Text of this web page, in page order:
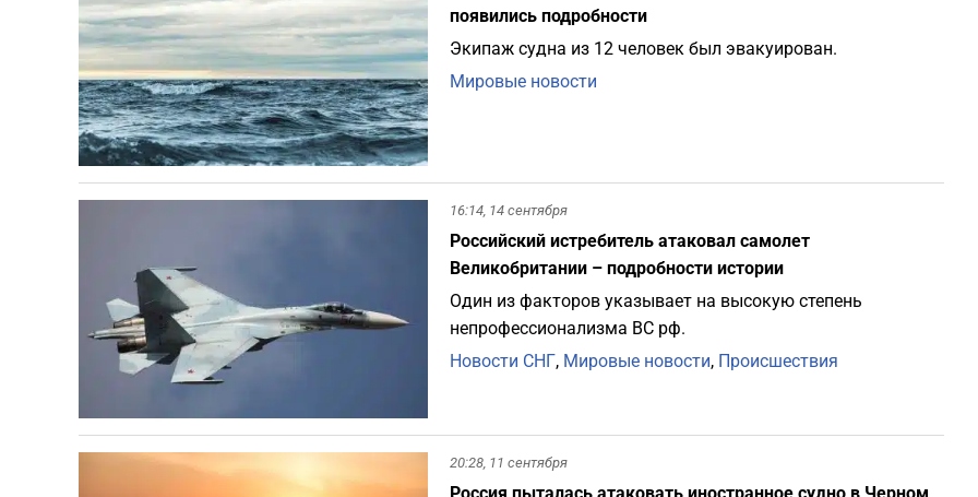
появились подробности
Экипаж судна из 12 человек был эвакуирован.
Мировые новости
16:14, 14 сентября
Российский истребитель атаковал самолет
Великобритании – подробности истории
Один из факторов указывает на высокую степень
непрофессионализма ВС рф.
Новости СНГ, Мировые новости, Происшествия
20:28, 11 сентября